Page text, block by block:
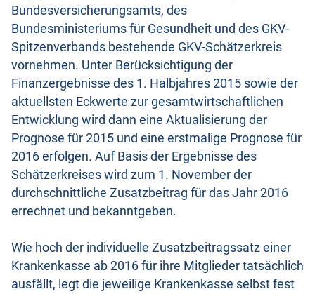
Bundesversicherungsamts, des
Bundesministeriums für Gesundheit und des GKV-
Spitzenverbands bestehende GKV-Schätzerkreis
vornehmen. Unter Berücksichtigung der
Finanzergebnisse des 1. Halbjahres 2015 sowie der
aktuellsten Eckwerte zur gesamtwirtschaftlichen
Entwicklung wird dann eine Aktualisierung der
Prognose für 2015 und eine erstmalige Prognose für
2016 erfolgen. Auf Basis der Ergebnisse des
Schätzerkreises wird zum 1. November der
durchschnittliche Zusatzbeitrag für das Jahr 2016
errechnet und bekanntgeben.
Wie hoch der individuelle Zusatzbeitragssatz einer
Krankenkasse ab 2016 für ihre Mitglieder tatsächlich
ausfällt, legt die jeweilige Krankenkasse selbst fest